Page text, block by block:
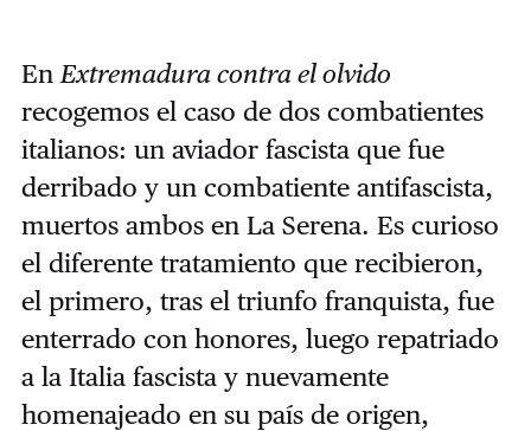
En Extremadura contra el olvido
recogemos el caso de dos combatientes
italianos: un aviador fascista que fue
derribado y un combatiente antifascista,
muertos ambos en La Serena. Es curioso
el diferente tratamiento que recibieron,
el primero, tras el triunfo franquista, fue
enterrado con honores, luego repatriado
a la Italia fascista y nuevamente
homenajeado en su país de origen,